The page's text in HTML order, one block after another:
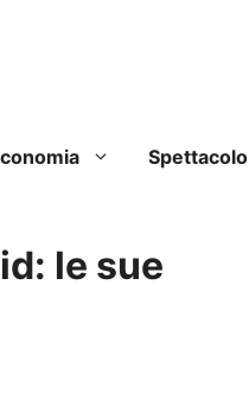
Spettacolo
le sue